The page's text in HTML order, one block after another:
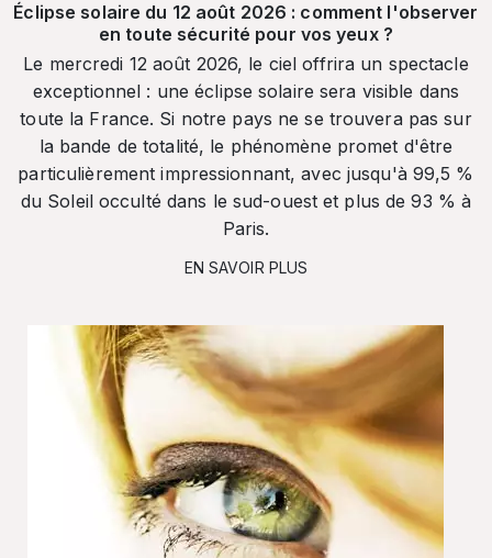
Éclipse solaire du 12 août 2026 : comment l'observer
en toute sécurité pour vos yeux ?
Le mercredi 12 août 2026, le ciel offrira un spectacle
exceptionnel : une éclipse solaire sera visible dans
toute la France. Si notre pays ne se trouvera pas sur
la bande de totalité, le phénomène promet d'être
particulièrement impressionnant, avec jusqu'à 99,5 %
du Soleil occulté dans le sud-ouest et plus de 93 % à
Paris.
EN SAVOIR PLUS